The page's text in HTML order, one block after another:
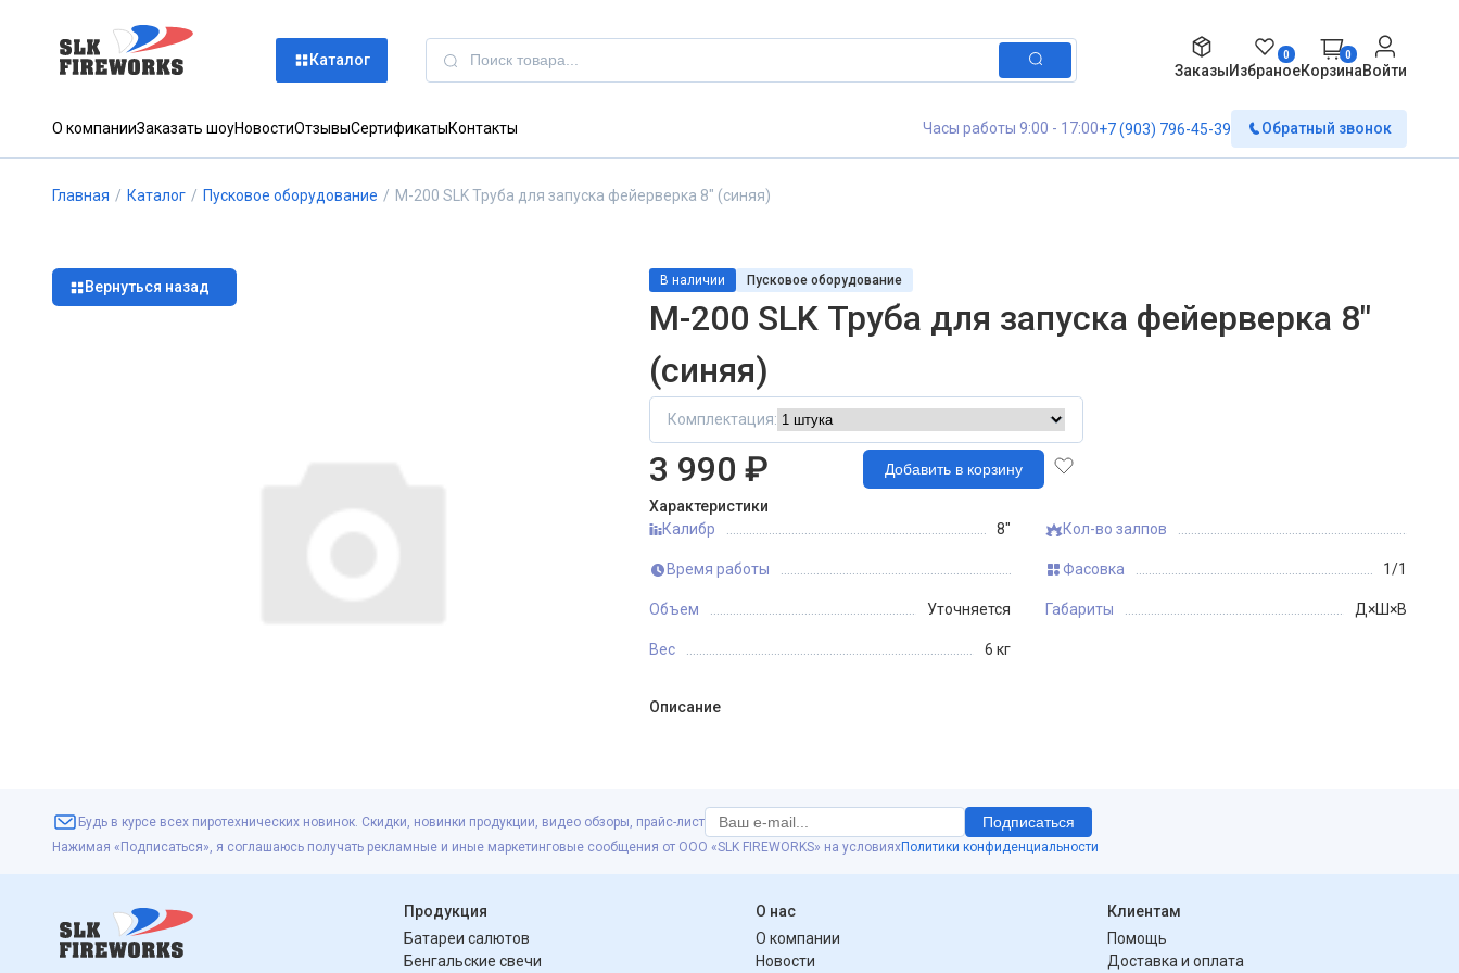
Каталог
ЗаказыИзбраное
0
Корзина
0
Войти
О компанииЗаказать шоуНовостиОтзывыСертификатыКонтакты Часы работы 9:00 - 17:00+7 (903) 796-45-39 Обратный звонок
Главная / Каталог / Пусковое оборудование / М-200 SLK Труба для запуска фейерверка 8" (синяя)
Вернуться назад В наличии Пусковое оборудование
М-200 SLK Труба для запуска фейерверка 8"
(синяя)
Комплектация:
3 990 ₽ Добавить в корзину
Характеристики
Калибр
8" Кол-во залпов
Время работы Фасовка 1/1
Объем Уточняется Габариты Д×Ш×В
Вес 6 кг
Описание
Будь в курсе всех пиротехнических новинок. Скидки, новинки продукции, видео обзоры, прайс-лист Подписаться
Нажимая «Подписаться», я соглашаюсь получать рекламные и иные маркетинговые сообщения от ООО «SLK FIREWORKS» на условияхПолитики конфиденциальности
Продукция
Батареи салютов
Бенгальские свечи
О нас
О компании
Новости
Клиентам
Помощь
Доставка и оплата